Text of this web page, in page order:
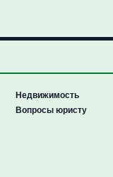
Недвижимость
Вопросы юристу